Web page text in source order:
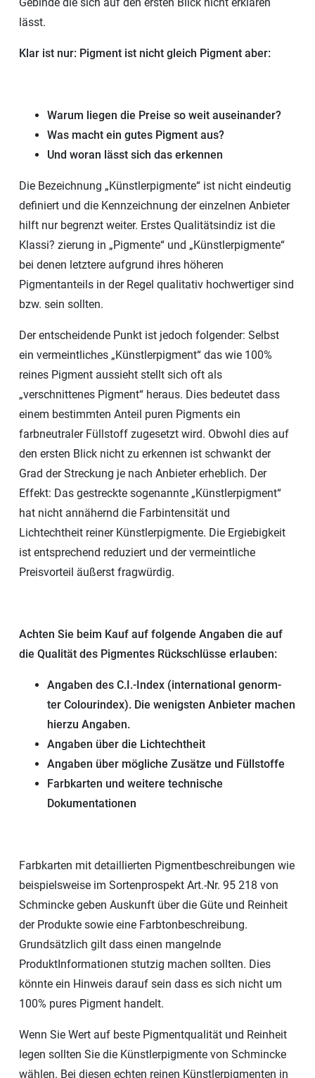
lässt.
Klar ist nur: Pigment ist nicht gleich Pigment aber:
Warum liegen die Preise so weit auseinander?
Was macht ein gutes Pigment aus?
Und woran lässt sich das erkennen
Die Bezeichnung „Künstlerpigmente“ ist nicht eindeutig
definiert und die Kennzeichnung der einzelnen Anbieter
hilft nur begrenzt weiter. Erstes Qualitätsindiz ist die
Klassi? zierung in „Pigmente“ und „Künstlerpigmente“
bei denen letztere aufgrund ihres höheren
Pigmentanteils in der Regel qualitativ hochwertiger sind
bzw. sein sollten.
Der entscheidende Punkt ist jedoch folgender: Selbst
ein vermeintliches „Künstlerpigment“ das wie 100%
reines Pigment aussieht stellt sich oft als
„verschnittenes Pigment“ heraus. Dies bedeutet dass
einem bestimmten Anteil puren Pigments ein
farbneutraler Füllstoff zugesetzt wird. Obwohl dies auf
den ersten Blick nicht zu erkennen ist schwankt der
Grad der Streckung je nach Anbieter erheblich. Der
Effekt: Das gestreckte sogenannte „Künstlerpigment“
hat nicht annähernd die Farbintensität und
Lichtechtheit reiner Künstlerpigmente. Die Ergiebigkeit
ist entsprechend reduziert und der vermeintliche
Preisvorteil äußerst fragwürdig.
Achten Sie beim Kauf auf folgende Angaben die auf
die Qualität des Pigmentes Rückschlüsse erlauben:
Angaben des C.I.-Index (international genorm-
ter Colourindex). Die wenigsten Anbieter machen
hierzu Angaben.
Angaben über die Lichtechtheit
Angaben über mögliche Zusätze und Füllstoffe
Farbkarten und weitere technische
Dokumentationen
Farbkarten mit detaillierten Pigmentbeschreibungen wie
beispielsweise im Sortenprospekt Art.-Nr. 95 218 von
Schmincke geben Auskunft über die Güte und Reinheit
der Produkte sowie eine Farbtonbeschreibung.
Grundsätzlich gilt dass einen mangelnde
ProduktInformationen stutzig machen sollten. Dies
könnte ein Hinweis darauf sein dass es sich nicht um
100% pures Pigment handelt.
Wenn Sie Wert auf beste Pigmentqualität und Reinheit
legen sollten Sie die Künstlerpigmente von Schmincke
wählen. Bei diesen echten reinen Künstlerpigmenten in